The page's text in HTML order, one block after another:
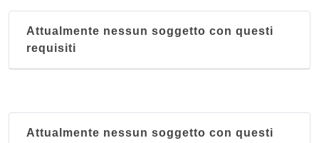
Attualmente nessun soggetto con questi
requisiti
Attualmente nessun soggetto con questi